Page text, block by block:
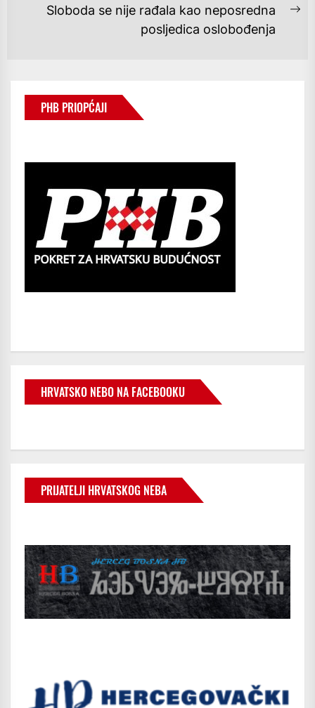
Sloboda se nije rađala kao neposredna
posljedica oslobođenja
PHB PRIOPĆAJI
HRVATSKO NEBO NA FACEBOOKU
PRIJATELJI HRVATSKOG NEBA